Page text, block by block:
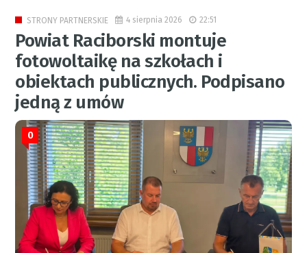
STRONY PARTNERSKIE 4 sierpnia 2026 22:51
Powiat Raciborski montuje
fotowoltaikę na szkołach i
obiektach publicznych. Podpisano
jedną z umów
0